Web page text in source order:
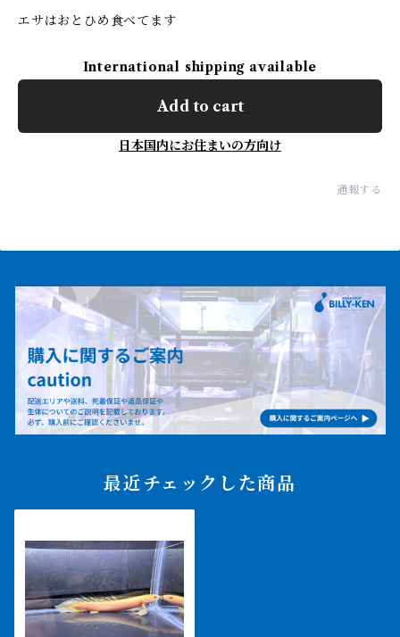
エサはおとひめ食べてます
International shipping available
Add to cart
日本国内にお住まいの方向け
通報する
最近チェックした商品